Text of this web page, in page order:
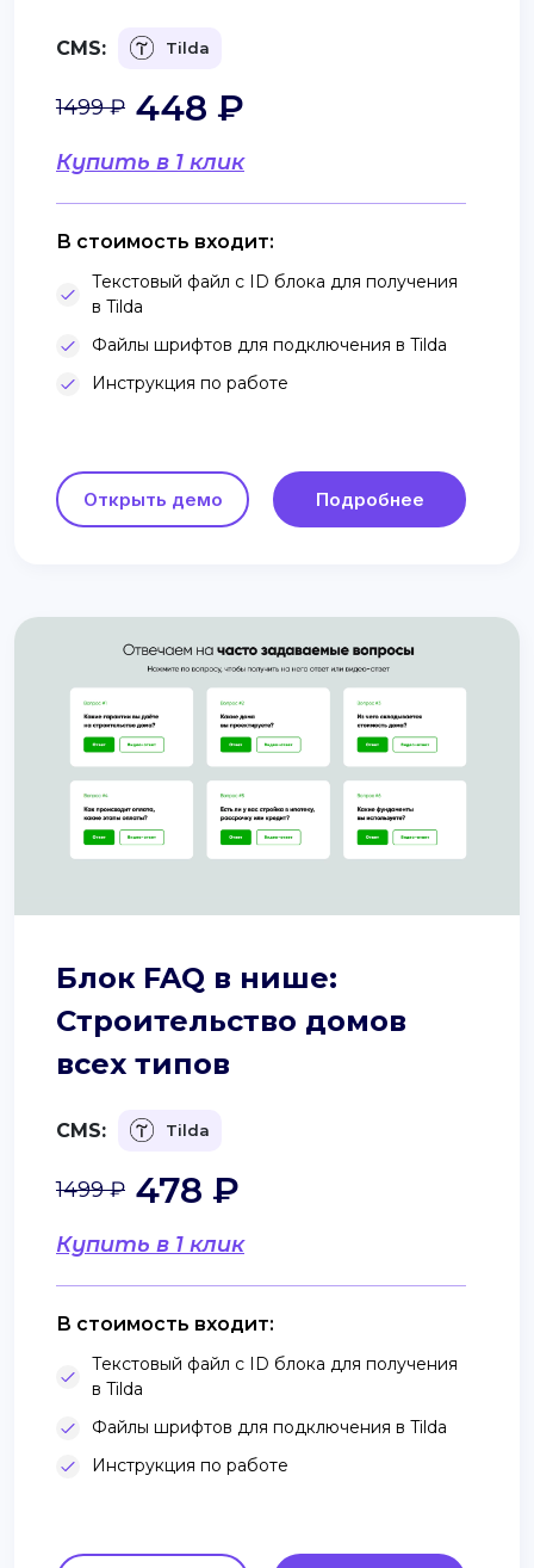
CMS: Tilda
Купить в 1 клик
1499 ₽ 448 ₽
В стоимость входит:
Текстовый файл с ID блока для получения
в Tilda
Файлы шрифтов для подключения в Tilda
Инструкция по работе
Открыть демо Подробнее
Блок FAQ в нише:
Строительство домов
всех типов
CMS: Tilda
Купить в 1 клик
1499 ₽ 478 ₽
В стоимость входит:
Текстовый файл с ID блока для получения
в Tilda
Файлы шрифтов для подключения в Tilda
Инструкция по работе